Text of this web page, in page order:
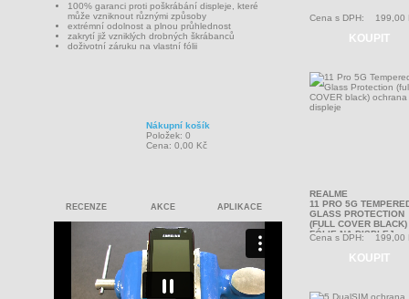
100% garanci proti poškrábání displeje, které
může vzniknout různými způsoby
extrémní odolnost a plnou průhlednost
zakrytí již vzniklých drobných škrábanců
doživotní záruku na vlastní fólii
Nákupní košík
Položek: 0
Cena: 0,00 Kč
RECENZE AKCE APLIKACE
Cena s DPH: 199,00
KOUPIT
REALME
11 PRO 5G
GLASS PROTECTION
(FULL COVER BLACK)
FÓLIE NA DISPLEJ
Cena s DPH: 199,00
KOUPIT